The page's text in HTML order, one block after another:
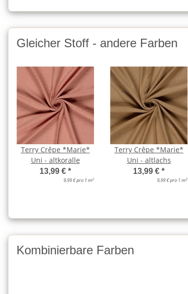
Gleicher Stoff - andere Farben
Terry Crêpe *Marie*
Uni - altkoralle
13,99 €*
9,99 € pro 1 m2
Terry Crêpe *Marie*
Uni - altlachs
13,99 €*
9,99 € pro 1 m2
Kombinierbare Farben